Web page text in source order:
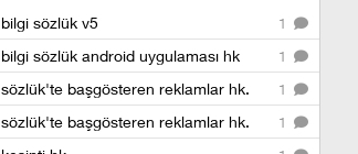
1
bilgi sözlük v5
1
bilgi sözlük android uygulaması hk
1
sözlük'te başgösteren reklamlar hk.
1
sözlük'te başgösteren reklamlar hk.